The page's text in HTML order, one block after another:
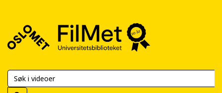
FilMet
Universitetsbiblioteket